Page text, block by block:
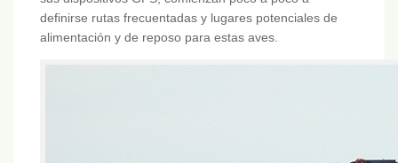
definirse rutas frecuentadas y lugares potenciales de
alimentación y de reposo para estas aves.